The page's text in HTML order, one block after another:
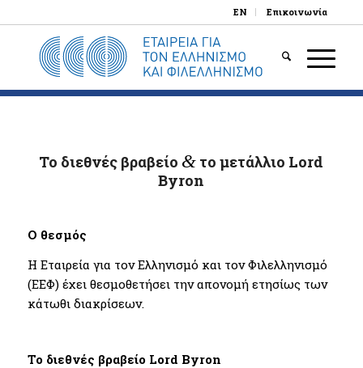
EN Επικοινωνία
Το διεθνές βραβείο & το μετάλλιο Lord
Byron
Ο θεσμός
Η Εταιρεία για τον Ελληνισμό και τον Φιλελληνισμό
(ΕΕΦ) έχει θεσμοθετήσει την απονομή ετησίως των
κάτωθι διακρίσεων.
Το διεθνές βραβείο Lord Byron